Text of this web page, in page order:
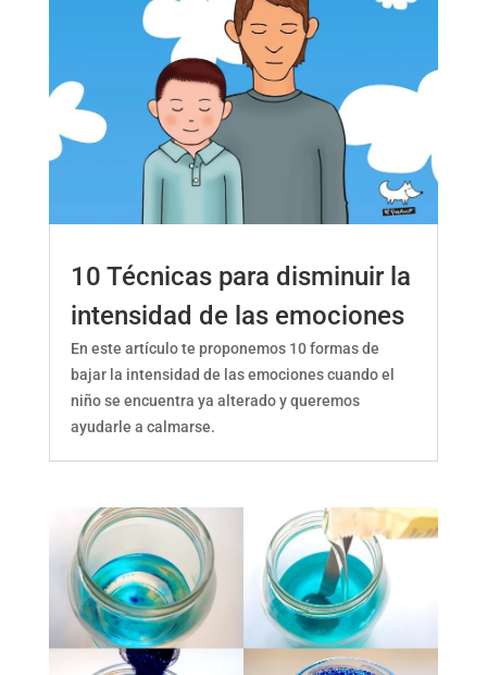
10 Técnicas para disminuir la
intensidad de las emociones
En este artículo te proponemos 10 formas de
bajar la intensidad de las emociones cuando el
niño se encuentra ya alterado y queremos
ayudarle a calmarse.